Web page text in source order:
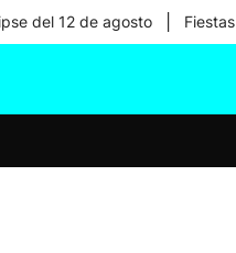
del 12 de agosto